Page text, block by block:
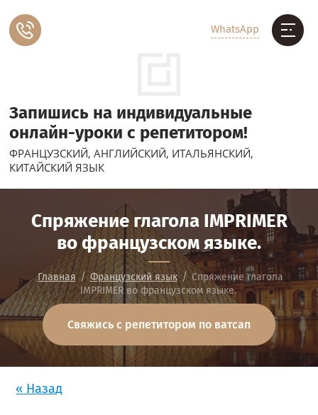
Запишись на индивидуальные
онлайн-уроки с репетитором!
ФРАНЦУЗСКИЙ, АНГЛИЙСКИЙ, ИТАЛЬЯНСКИЙ,
КИТАЙСКИЙ ЯЗЫК
WhatsApp
Спряжение глагола IMPRIMER
во французском языке.
Главная / Французский язык / Спряжение глагола
IMPRIMER во французском языке.
Свяжись с репетитором по ватсап
« Назад